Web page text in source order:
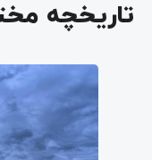
تاریخچه